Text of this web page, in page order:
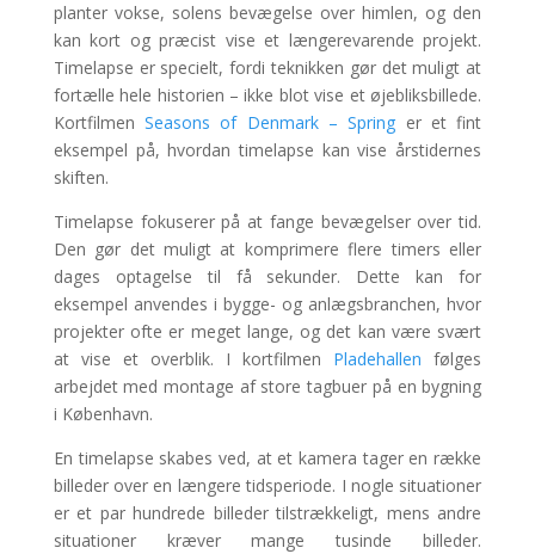
planter vokse, solens bevægelse over himlen, og den
kan kort og præcist vise et længerevarende projekt.
Timelapse er specielt, fordi teknikken gør det muligt at
fortælle hele historien – ikke blot vise et øjebliksbillede.
KortfilmenSeasons of Denmark – Spring er et fint
eksempel på, hvordan timelapse kan vise årstidernes
skiften.
Timelapse fokuserer på at fange bevægelser over tid.
Den gør det muligt at komprimere flere timers eller
dages optagelse til få sekunder. Dette kan for
eksempel anvendes i bygge- og anlægsbranchen, hvor
projekter ofte er meget lange, og det kan være svært
at vise et overblik. I kortfilmen Pladehallen følges
arbejdet med montage af store tagbuer på en bygning
i København.
En timelapse skabes ved, at et kamera tager en række
billeder over en længere tidsperiode. I nogle situationer
er et par hundrede billeder tilstrækkeligt, mens andre
situationer kræver mange tusinde billeder.